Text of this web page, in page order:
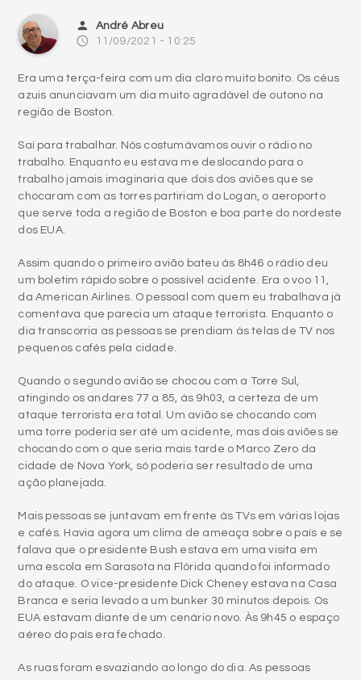
person André Abreu
access_time 11/09/2021 - 10:25
Era uma terça-feira com um dia claro muito bonito. Os céus
azuis anunciavam um dia muito agradável de outono na
região de Boston.
Saí para trabalhar. Nós costumávamos ouvir o rádio no
trabalho. Enquanto eu estava me deslocando para o
trabalho jamais imaginaria que dois dos aviões que se
chocaram com as torres partiriam do Logan, o aeroporto
que serve toda a região de Boston e boa parte do nordeste
dos EUA.
Assim quando o primeiro avião bateu às 8h46 o rádio deu
um boletim rápido sobre o possível acidente. Era o voo 11,
da American Airlines. O pessoal com quem eu trabalhava já
comentava que parecia um ataque terrorista. Enquanto o
dia transcorria as pessoas se prendiam às telas de TV nos
pequenos cafés pela cidade.
Quando o segundo avião se chocou com a Torre Sul,
atingindo os andares 77 a 85, às 9h03, a certeza de um
ataque terrorista era total. Um avião se chocando com
uma torre poderia ser até um acidente, mas dois aviões se
chocando com o que seria mais tarde o Marco Zero da
cidade de Nova York, só poderia ser resultado de uma
ação planejada.
Mais pessoas se juntavam em frente às TVs em várias lojas
e cafés. Havia agora um clima de ameaça sobre o país e se
falava que o presidente Bush estava em uma visita em
uma escola em Sarasota na Flórida quando foi informado
do ataque. O vice-presidente Dick Cheney estava na Casa
Branca e seria levado a um bunker 30 minutos depois. Os
EUA estavam diante de um cenário novo. Às 9h45 o espaço
aéreo do país era fechado.
As ruas foram esvaziando ao longo do dia. As pessoas